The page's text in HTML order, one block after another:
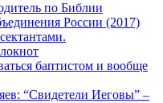
по Библии
России (2017)
баптистом и вообще
“Свидетели Иеговы” –